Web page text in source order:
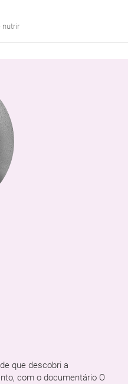
nutrir
que descobri a
com o documentário O